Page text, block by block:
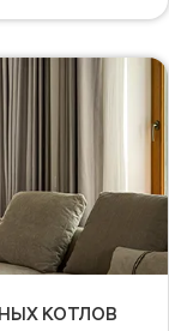
КОТЛОВ